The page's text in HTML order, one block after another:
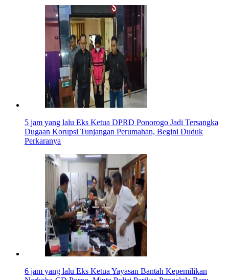
5 jam yang lalu Eks Ketua DPRD Ponorogo Jadi Tersangka
Dugaan Korupsi Tunjangan Perumahan, Begini Duduk
Perkaranya
6 jam yang lalu Eks Ketua Yayasan Bantah Kepemilikan